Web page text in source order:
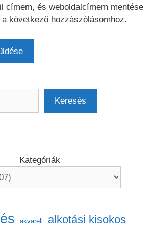
címem, és weboldalcímem mentése
következő hozzászólásomhoz.
Keresés
Kategóriák
akvarell alkotási kisokos